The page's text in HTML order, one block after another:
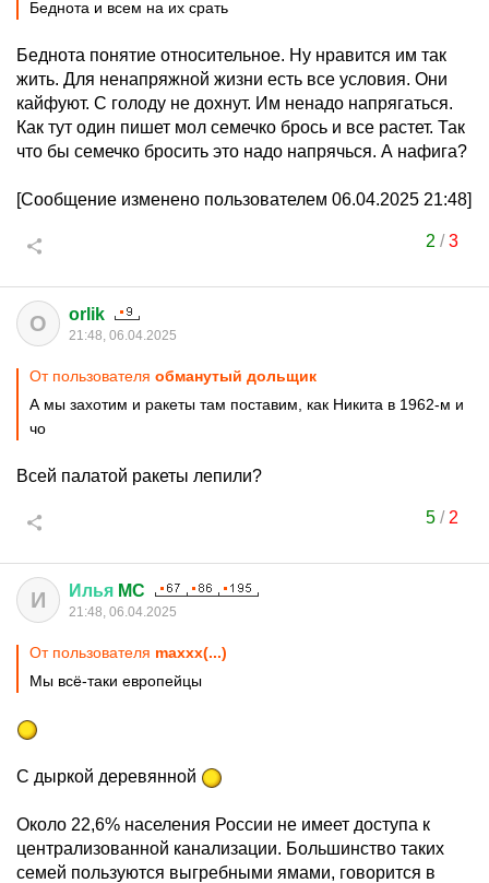
Беднота и всем на их срать
Беднота понятие относительное. Ну нравится им так
жить. Для ненапряжной жизни есть все условия. Они
кайфуют. С голоду не дохнут. Им ненадо напрягаться.
Как тут один пишет мол семечко брось и все растет. Так
что бы семечко бросить это надо напрячься. А нафига?
[Сообщение изменено пользователем 06.04.2025 21:48]
2 /3
O orlik
21:48, 06.04.2025
От пользователя обманутый дольщик
А мы захотим и ракеты там поставим, как Никита в 1962-м и
чо
Всей палатой ракеты лепили?
5/ 2
И Илья MC
21:48, 06.04.2025
От пользователя maxxx(...)
Мы всё-таки европейцы
С дыркой деревянной
Около 22,6% населения России не имеет доступа к
централизованной канализации. Большинство таких
семей пользуются выгребными ямами, говорится в